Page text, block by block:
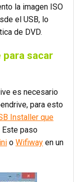
la imagen ISO
el USB, lo
de DVD.
sacar
es necesario
para esto
Installer que
Este paso
o Wifiway en un